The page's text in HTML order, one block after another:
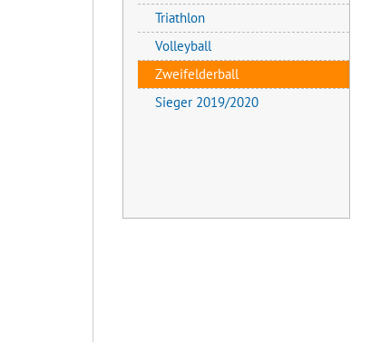
Triathlon
Volleyball
Zweifelderball
Sieger 2019/2020